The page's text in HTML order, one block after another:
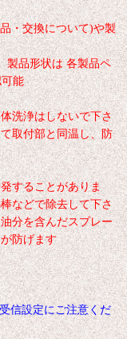
・交換について)や製
製品形状は 各製品ペ
能
洗浄はしないで下さ
取付部と同温し、防
することがありま
などで除去して下さ
分を含んだスプレー
防げます
信設定にご注意くだ